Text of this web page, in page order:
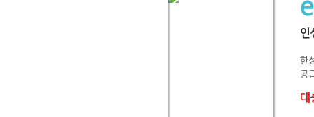
인
한
공
대